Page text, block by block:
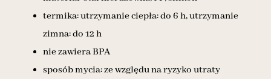
termika: utrzymanie ciepła: do 6 h, utrzymanie
zimna: do 12 h
nie zawiera BPA
sposób mycia: ze względu na ryzyko utraty